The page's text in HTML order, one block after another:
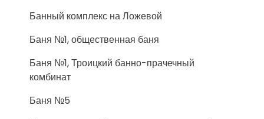
Банный комплекс на Ложевой
Баня №1, общественная баня
Баня №1, Троицкий банно-прачечный
комбинат
Баня №5